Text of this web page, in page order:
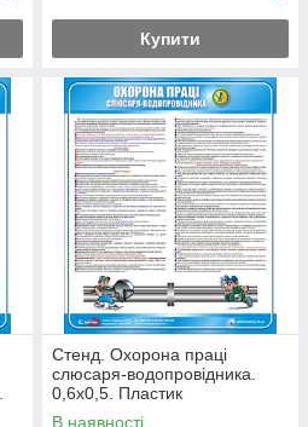
Купити
Стенд. Охорона праці
слюсаря-водопровідника.
0,6х0,5. Пластик
В наявності